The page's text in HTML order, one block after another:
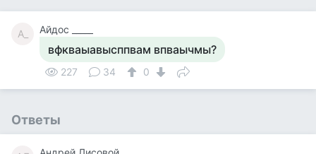
А_ Айдос _____
вфкваыавысппвам впваычмы?
227 34 0
Ответы